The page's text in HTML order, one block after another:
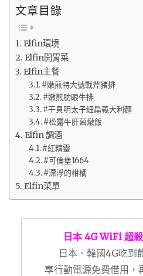
文章目錄
Elfin環境
Elfin開胃菜
Elfin主餐
#嫩煎特大號戰斧豬排
#嫩煎肋眼牛排
#干貝明太子細扁義大利麵
#松露牛肝菌燉飯
Elfin 調酒
#紅精靈
#可倫堡1664
#漂浮的柑橘
Elfin菜單
日本 4G WiFi 超
日本、韓國4G吃到
享行動電源免費借用，